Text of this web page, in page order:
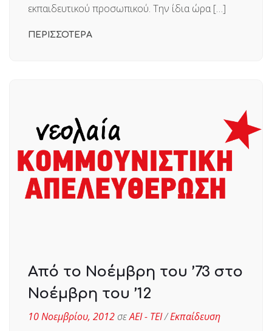
εκπαιδευτικού προσωπικού. Την ίδια ώρα […]
ΠΕΡΙΣΣΟΤΕΡΑ
Από το Νοέμβρη του ’73 στο
Νοέμβρη του ’12
10 Νοεμβρίου, 2012σεΑΕΙ - ΤΕΙ/Εκπαίδευση